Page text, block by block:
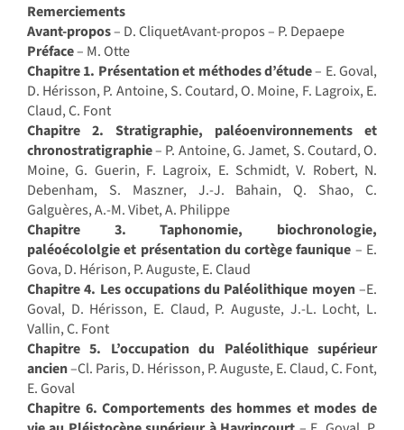
Remerciements
Avant-propos– D. CliquetAvant-propos – P. Depaepe
Préface– M. Otte
Chapitre 1. Présentation et méthodes d’étude– E. Goval,
D. Hérisson, P. Antoine, S. Coutard, O. Moine, F. Lagroix, E.
Claud, C. Font
Chapitre 2. Stratigraphie, paléoenvironnements et
chronostratigraphie– P. Antoine, G. Jamet, S. Coutard, O.
Moine, G. Guerin, F. Lagroix, E. Schmidt, V. Robert, N.
Debenham, S. Maszner, J.-J. Bahain, Q. Shao, C.
Galguères, A.-M. Vibet, A. Philippe
Chapitre 3. Taphonomie, biochronologie,
paléoécololgie et présentation du cortège faunique – E.
Gova, D. Hérison, P. Auguste, E. Claud
Chapitre 4. Les occupations du Paléolithique moyen–E.
Goval, D. Hérisson, E. Claud, P. Auguste, J.-L. Locht, L.
Vallin, C. Font
Chapitre 5. L’occupation du Paléolithique supérieur
ancien–Cl. Paris, D. Hérisson, P. Auguste, E. Claud, C. Font,
E. Goval
Chapitre 6. Comportements des hommes et modes de